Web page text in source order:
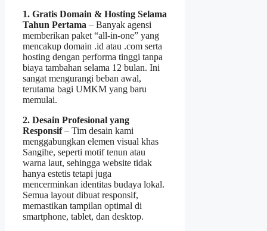
1. Gratis Domain & Hosting Selama
Tahun Pertama – Banyak agensi
memberikan paket “all‑in‑one” yang
mencakup domain .id atau .com serta
hosting dengan performa tinggi tanpa
biaya tambahan selama 12 bulan. Ini
sangat mengurangi beban awal,
terutama bagi UMKM yang baru
memulai.
2. Desain Profesional yang
Responsif– Tim desain kami
menggabungkan elemen visual khas
Sangihe, seperti motif tenun atau
warna laut, sehingga website tidak
hanya estetis tetapi juga
mencerminkan identitas budaya lokal.
Semua layout dibuat responsif,
memastikan tampilan optimal di
smartphone, tablet, dan desktop.